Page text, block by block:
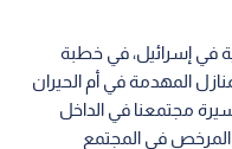
في إسرائيل، في خطبة
المهدمة في أم الحيران
مجتمعنا في الداخل
البناء غير المرخص في المجتمع